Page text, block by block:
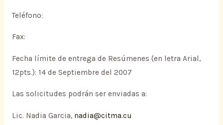
Teléfono:
Fax:
Fecha límite de entrega de Resúmenes (en letra Arial,
12pts.): 14 de Septiembre del 2007
Las solicitudes podrán ser enviadas a:
Lic. Nadia Garcia, nadia@citma.cu